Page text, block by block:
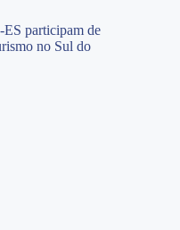
ES participam de
no Sul do